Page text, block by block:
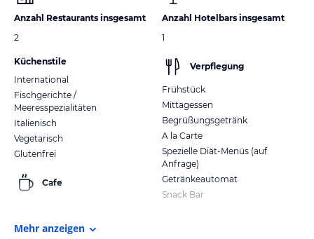
Anzahl Restaurants insgesamt
2
Küchenstile
International
Fischgerichte /
Meeresspezialitäten
Italienisch
Vegetarisch
Glutenfrei
Cafe
Anzahl Hotelbars insgesamt
1
Verpflegung
Frühstück
Mittagessen
Begrüßungsgetränk
A la Carte
Spezielle Diät-Menüs (auf
Anfrage)
Getränkeautomat
Snack Bar
Mehr anzeigen